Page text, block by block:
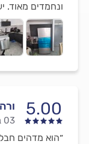
ונחמדים מאוד.
5.00
03 ביוני, 2026
״הוא מדהים